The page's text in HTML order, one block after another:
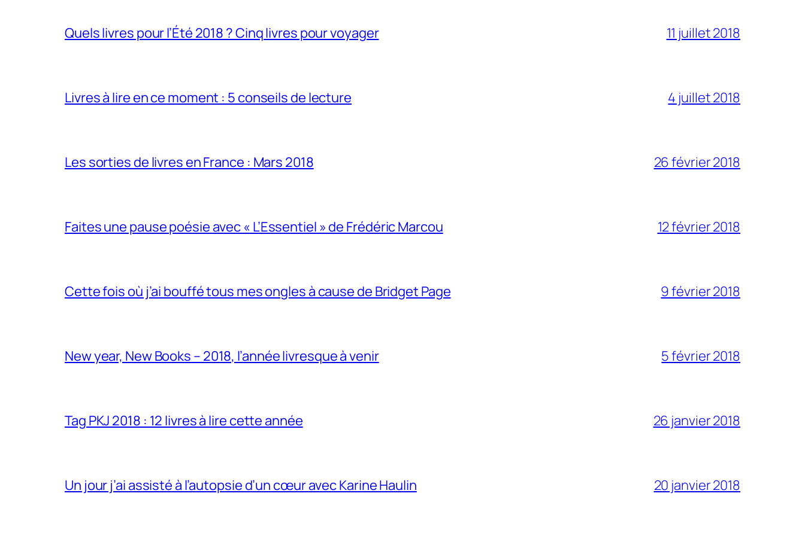
Quels livres pour l’Été 2018 ? Cinq livres pour voyager 11 juillet 2018
Livres à lire en ce moment : 5 conseils de lecture 4 juillet 2018
Les sorties de livres en France : Mars 2018 26 février 2018
Faites une pause poésie avec « L’Essentiel » de Frédéric Marcou 12 février 2018
Cette fois où j’ai bouffé tous mes ongles à cause de Bridget Page 9 février 2018
New year, New Books – 2018, l’année livresque à venir 5 février 2018
Tag PKJ 2018 : 12 livres à lire cette année 26 janvier 2018
Un jour j’ai assisté à l’autopsie d’un cœur avec Karine Haulin 20 janvier 2018